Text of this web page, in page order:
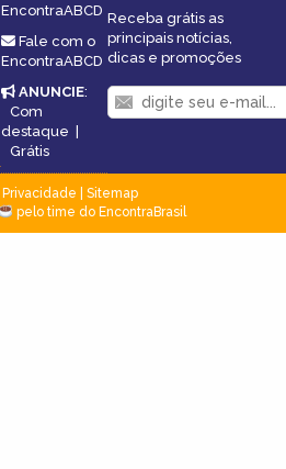
EncontraABCD
Fale com o
EncontraABCD
ANUNCIE:
Com
destaque
Grátis
Receba grátis as
principais notícias,
dicas e promoções
Privacidade
Sitemap
pelo time do EncontraBrasil